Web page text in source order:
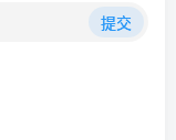
提交